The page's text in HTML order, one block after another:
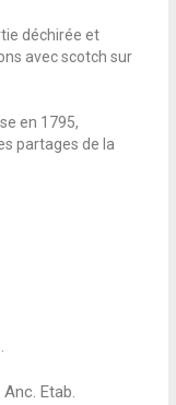
déchirée et
avec scotch sur
en 1795,
partages de la
Etab.